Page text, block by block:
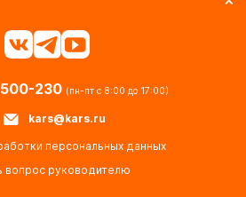
230 (пн-пт с 8:00 до 17:00)
kars@kars.ru
персональных данных
вопрос руководителю